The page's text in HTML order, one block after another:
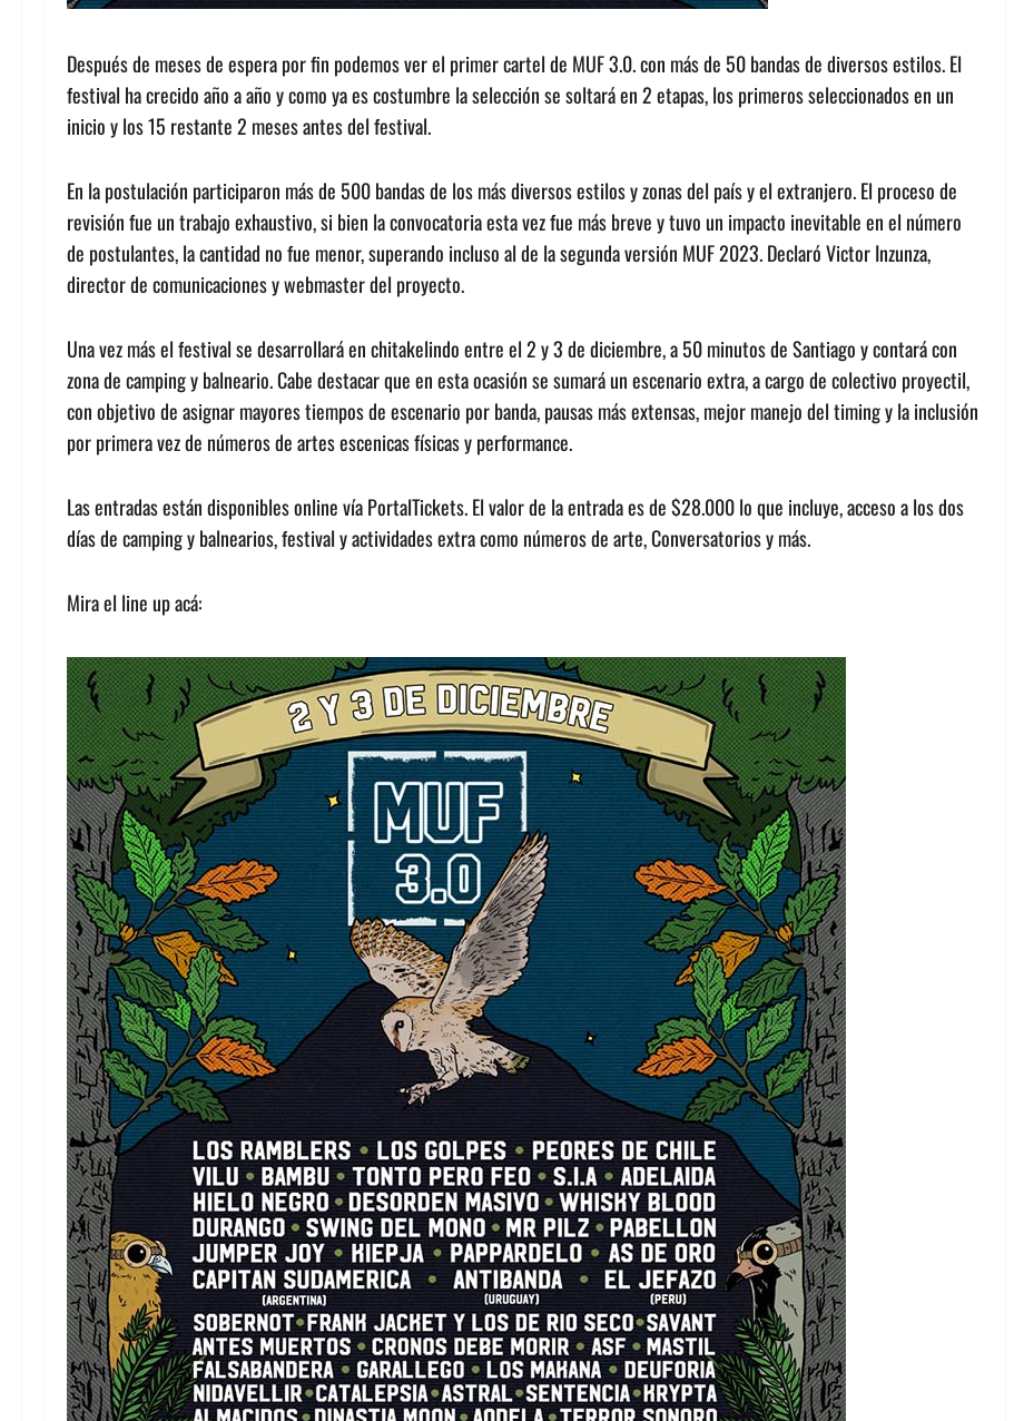
Después de meses de espera por fin podemos ver el primer cartel de MUF 3.0. con más de 50 bandas de diversos estilos. El
festival ha crecido año a año y como ya es costumbre la selección se soltará en 2 etapas, los primeros seleccionados en un
inicio y los 15 restante 2 meses antes del festival.
En la postulación participaron más de 500 bandas de los más diversos estilos y zonas del país y el extranjero. El proceso de
revisión fue un trabajo exhaustivo, si bien la convocatoria esta vez fue más breve y tuvo un impacto inevitable en el número
de postulantes, la cantidad no fue menor, superando incluso al de la segunda versión MUF 2023. Declaró Victor Inzunza,
director de comunicaciones y webmaster del proyecto.
Una vez más el festival se desarrollará en chitakelindo entre el 2 y 3 de diciembre, a 50 minutos de Santiago y contará con
zona de camping y balneario. Cabe destacar que en esta ocasión se sumará un escenario extra, a cargo de colectivo proyectil,
con objetivo de asignar mayores tiempos de escenario por banda, pausas más extensas, mejor manejo del timing y la inclusión
por primera vez de números de artes escenicas físicas y performance.
Las entradas están disponibles online vía PortalTickets. El valor de la entrada es de $28.000 lo que incluye, acceso a los dos
días de camping y balnearios, festival y actividades extra como números de arte, Conversatorios y más.
Mira el line up acá: